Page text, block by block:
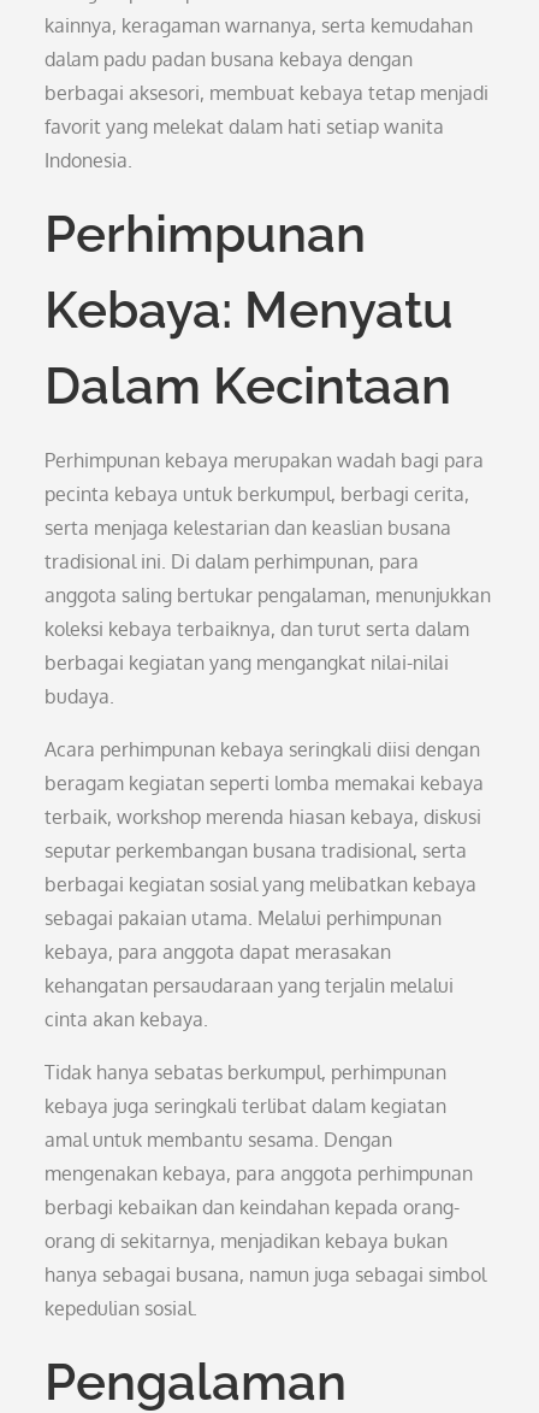
kainnya, keragaman warnanya, serta kemudahan
dalam padu padan busana kebaya dengan
berbagai aksesori, membuat kebaya tetap menjadi
favorit yang melekat dalam hati setiap wanita
Indonesia.
Perhimpunan
Kebaya: Menyatu
Dalam Kecintaan
Perhimpunan kebaya merupakan wadah bagi para
pecinta kebaya untuk berkumpul, berbagi cerita,
serta menjaga kelestarian dan keaslian busana
tradisional ini. Di dalam perhimpunan, para
anggota saling bertukar pengalaman, menunjukkan
koleksi kebaya terbaiknya, dan turut serta dalam
berbagai kegiatan yang mengangkat nilai-nilai
budaya.
Acara perhimpunan kebaya seringkali diisi dengan
beragam kegiatan seperti lomba memakai kebaya
terbaik, workshop merenda hiasan kebaya, diskusi
seputar perkembangan busana tradisional, serta
berbagai kegiatan sosial yang melibatkan kebaya
sebagai pakaian utama. Melalui perhimpunan
kebaya, para anggota dapat merasakan
kehangatan persaudaraan yang terjalin melalui
cinta akan kebaya.
Tidak hanya sebatas berkumpul, perhimpunan
kebaya juga seringkali terlibat dalam kegiatan
amal untuk membantu sesama. Dengan
mengenakan kebaya, para anggota perhimpunan
berbagi kebaikan dan keindahan kepada orang-
orang di sekitarnya, menjadikan kebaya bukan
hanya sebagai busana, namun juga sebagai simbol
kepedulian sosial.
Pengalaman